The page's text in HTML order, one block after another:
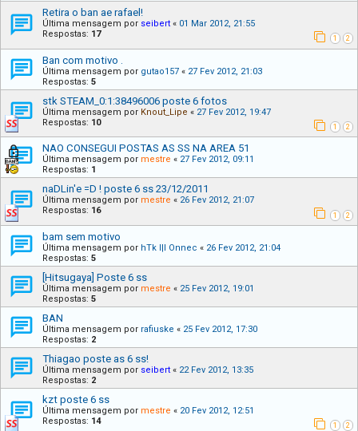
Retira o ban ae rafael!
Última mensagem por seibert « 01 Mar 2012, 21:55
Respostas: 17 1 2
Ban com motivo .
Última mensagem por gutao157 « 27 Fev 2012, 21:03
Respostas: 5
stk STEAM_0:1:38496006 poste 6 fotos
Última mensagem por Knout_Lipe « 27 Fev 2012, 19:47
Respostas: 10 1 2
NAO CONSEGUI POSTAS AS SS NA AREA 51
Última mensagem por mestre « 27 Fev 2012, 09:11
Respostas: 1
naDLin'e =D ! poste 6 ss 23/12/2011
Última mensagem por mestre « 26 Fev 2012, 21:07
Respostas: 16 1 2
bam sem motivo
Última mensagem por hTk l|l Onnec « 26 Fev 2012, 21:04
Respostas: 5
[Hitsugaya] Poste 6 ss
Última mensagem por mestre « 25 Fev 2012, 19:01
Respostas: 5
BAN
Última mensagem por rafiuske « 25 Fev 2012, 17:30
Respostas: 2
Thiagao poste as 6 ss!
Última mensagem por seibert « 22 Fev 2012, 13:35
Respostas: 2
kzt poste 6 ss
Última mensagem por mestre « 20 Fev 2012, 12:51
Respostas: 14 1 2